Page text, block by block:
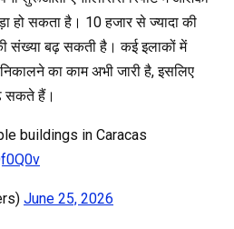
हो सकता है। 10 हजार से ज्यादा की
संख्या बढ़ सकती है। कई इलाकों में
का काम अभी जारी है, इसलिए
सकते हैं।
buildings in Caracas
June 25, 2026